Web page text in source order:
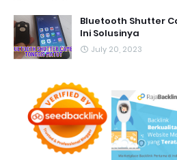
Bluetooth Shutter
Ini Solusinya
July 20, 2023